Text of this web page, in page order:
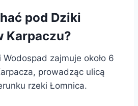
pod Dziki
Karpaczu?
zajmuje około 6
prowadząc ulicą
rzeki Łomnica.